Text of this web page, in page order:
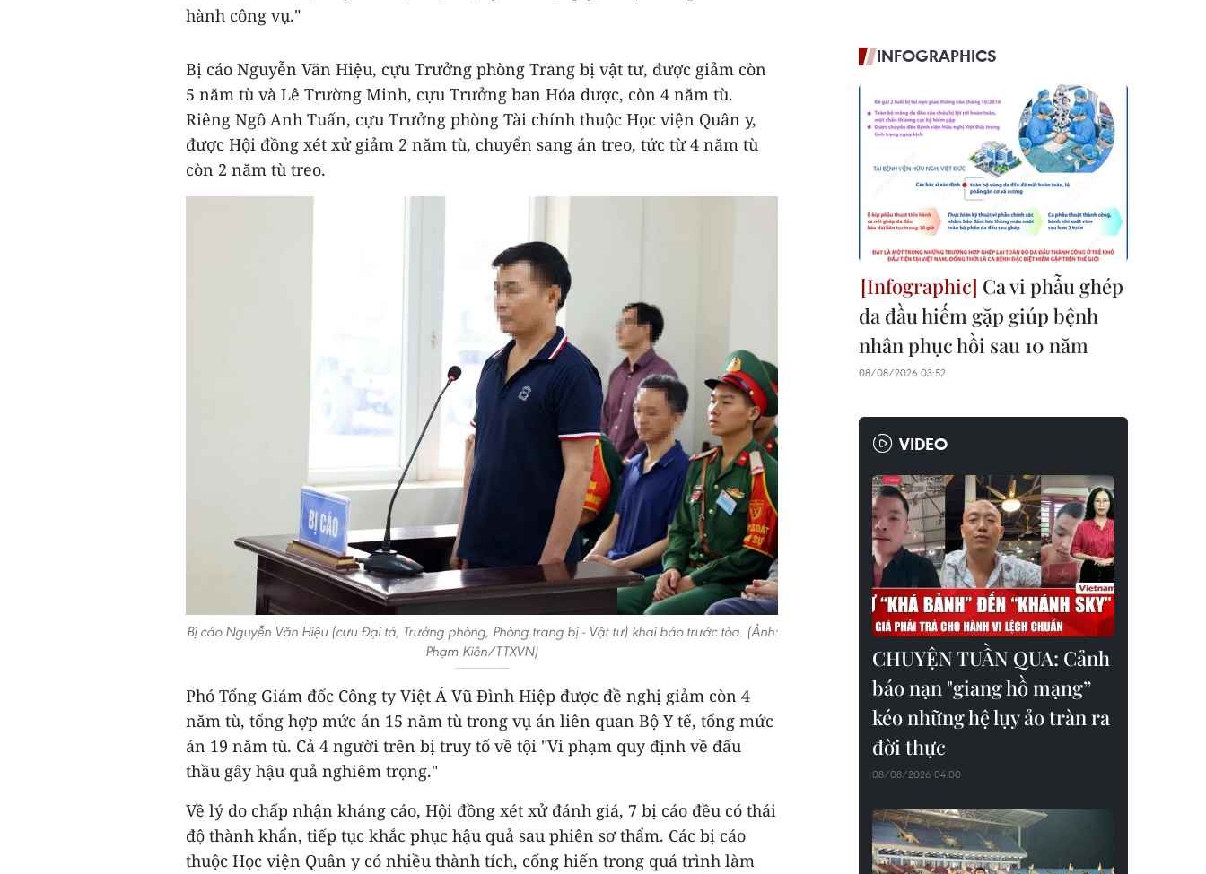
hành công vụ."
Bị cáo Nguyễn Văn Hiệu, cựu Trưởng phòng Trang bị vật tư, được giảm còn
5 năm tù và Lê Trường Minh, cựu Trưởng ban Hóa dược, còn 4 năm tù.
Riêng Ngô Anh Tuấn, cựu Trưởng phòng Tài chính thuộc Học viện Quân y,
được Hội đồng xét xử giảm 2 năm tù, chuyển sang án treo, tức từ 4 năm tù
còn 2 năm tù treo.
Bị cáo Nguyễn Văn Hiệu (cựu Đại tá, Trưởng phòng, Phòng trang bị - Vật tư) khai báo trước tòa. (Ảnh:
Phạm Kiên/TTXVN)
Phó Tổng Giám đốc Công ty Việt Á Vũ Đình Hiệp được đề nghị giảm còn 4
năm tù, tổng hợp mức án 15 năm tù trong vụ án liên quan Bộ Y tế, tổng mức
án 19 năm tù. Cả 4 người trên bị truy tố về tội "Vi phạm quy định về đấu
thầu gây hậu quả nghiêm trọng."
Về lý do chấp nhận kháng cáo, Hội đồng xét xử đánh giá, 7 bị cáo đều có thái
độ thành khẩn, tiếp tục khắc phục hậu quả sau phiên sơ thẩm. Các bị cáo
thuộc Học viện Quân y có nhiều thành tích, cống hiến trong quá trình làm
INFOGRAPHICS
Ca vi phẫu ghép
da đầu hiếm gặp giúp bệnh
nhân phục hồi sau 10 năm
08/08/2026 03:52
VIDEO
CHUYỆN TUẦN QUA: Cảnh
báo nạn "giang hồ mạng”
kéo những hệ lụy ảo tràn ra
đời thực
08/08/2026 04:00